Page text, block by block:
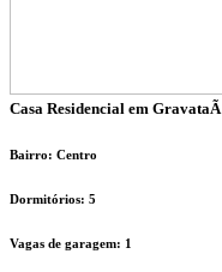
Casa Residencial em GravataÃ­
Bairro: Centro
Dormitórios: 5
Vagas de garagem: 1